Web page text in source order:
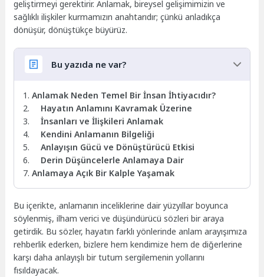
geliştirmeyi gerektirir. Anlamak, bireysel gelişimimizin ve
sağlıklı ilişkiler kurmamızın anahtarıdır; çünkü anladıkça
dönüşür, dönüştükçe büyürüz.
Bu yazıda ne var?
Anlamak Neden Temel Bir İnsan İhtiyacıdır?
Hayatın Anlamını Kavramak Üzerine
İnsanları ve İlişkileri Anlamak
Kendini Anlamanın Bilgeliği
Anlayışın Gücü ve Dönüştürücü Etkisi
Derin Düşüncelerle Anlamaya Dair
Anlamaya Açık Bir Kalple Yaşamak
Bu içerikte, anlamanın inceliklerine dair yüzyıllar boyunca
söylenmiş, ilham verici ve düşündürücü sözleri bir araya
getirdik. Bu sözler, hayatın farklı yönlerinde anlam arayışımıza
rehberlik ederken, bizlere hem kendimize hem de diğerlerine
karşı daha anlayışlı bir tutum sergilemenin yollarını
fısıldayacak.